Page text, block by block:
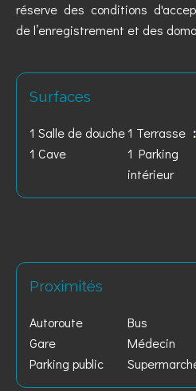
réserve des conditions
de l’enregistrement et des
Surfaces
1 Salle de douche1 Terrasse
1 Cave
1 Parking
intérieur
Proximités
Autoroute Bus
Gare
Médecin
Parking public